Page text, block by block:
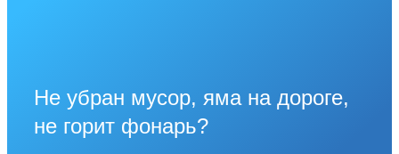
Не убран мусор, яма на дороге,
не горит фонарь?